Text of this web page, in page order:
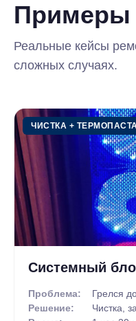
Интернет,
оперативно
Подольский
Мы поможем
Отметим,
чтобы
ремонтные.
специалист
курьер
Большой штат
Примеры
Реальные кейсы
сложных случаях.
ЧИСТКА +
Системный
Проблема:
Грелся
Решение:
Чистка,